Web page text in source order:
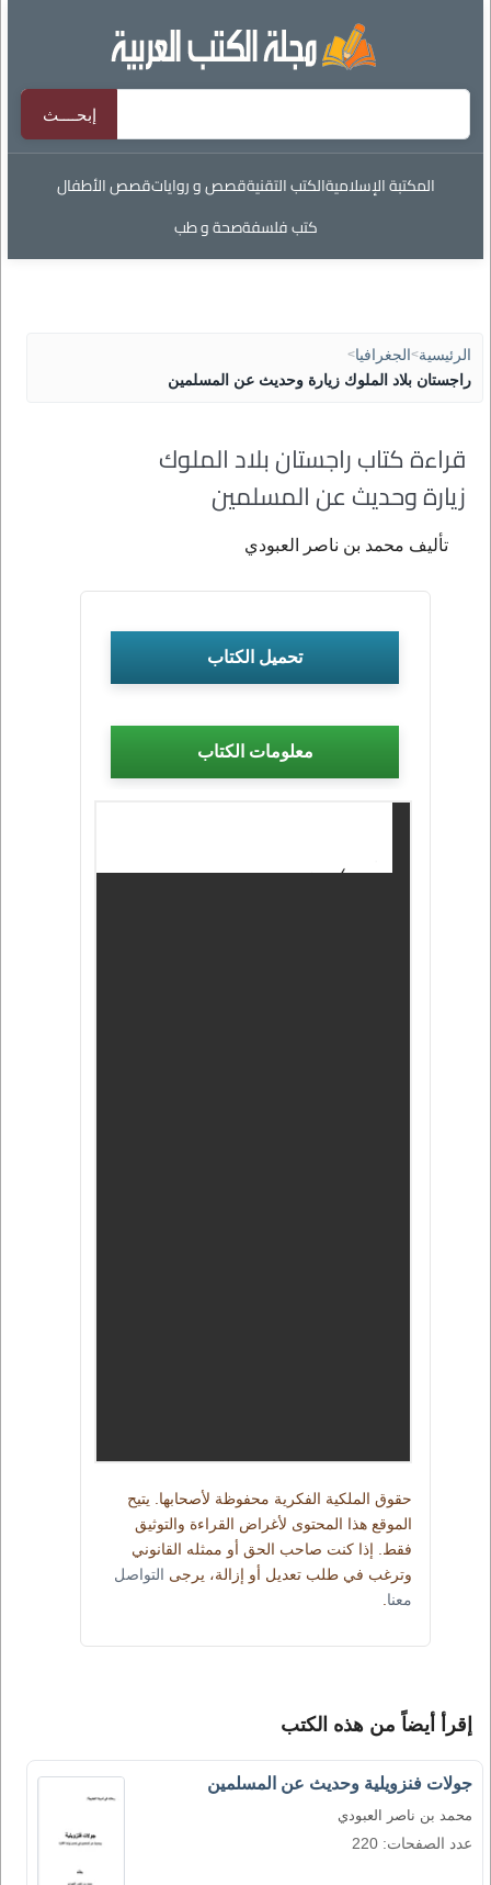
المكتبة الإسلاميةالكتب التقنيةقصص و رواياتقصص الأطفال
كتب فلسفةصحة و طب
الرئيسية> الجغرافيا>
راجستان بلاد الملوك زيارة وحديث عن المسلمين
قراءة كتاب راجستان بلاد الملوك
زيارة وحديث عن المسلمين
تأليف محمد بن ناصر العبودي
تحميل الكتاب
معلومات الكتاب
حقوق الملكية الفكرية محفوظة لأصحابها. يتيح
الموقع هذا المحتوى لأغراض القراءة والتوثيق
فقط. إذا كنت صاحب الحق أو ممثله القانوني
وترغب في طلب تعديل أو إزالة، يرجى التواصل
معنا
إقرأ أيضاً من هذه الكتب
جولات فنزويلية وحديث عن المسلمين
محمد بن ناصر العبودي
عدد الصفحات: 220